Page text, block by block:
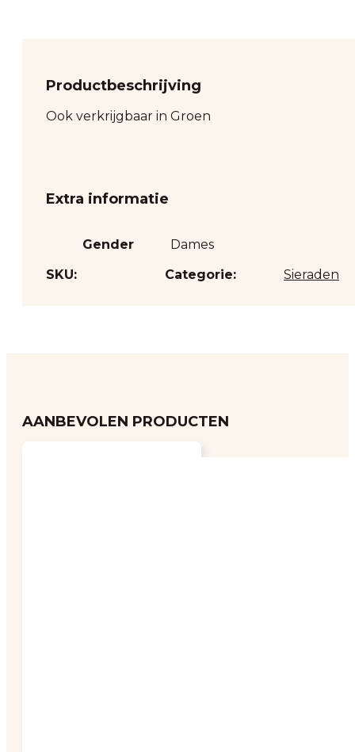
Productbeschrijving
Ook verkrijgbaar in Groen
Extra informatie
Gender
Dames
SKU:
Categorie: Sieraden
AANBEVOLEN PRODUCTEN